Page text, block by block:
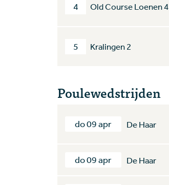
4 Old Course Loenen 4
5 Kralingen 2
Poulewedstrijden
do 09 apr De Haar
do 09 apr De Haar